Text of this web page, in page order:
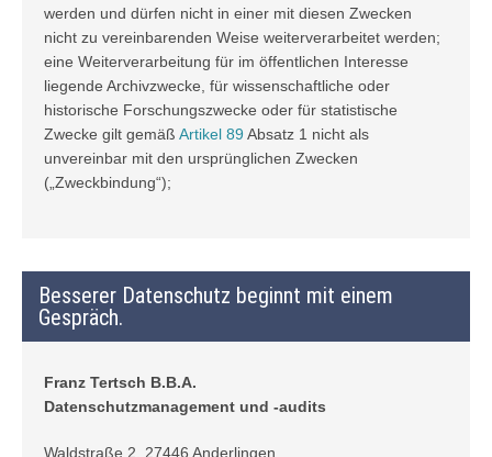
werden und dürfen nicht in einer mit diesen Zwecken
nicht zu vereinbarenden Weise weiterverarbeitet werden;
eine Weiterverarbeitung für im öffentlichen Interesse
liegende Archivzwecke, für wissenschaftliche oder
historische Forschungszwecke oder für statistische
Zwecke gilt gemäß Artikel 89 Absatz 1 nicht als
unvereinbar mit den ursprünglichen Zwecken
(„Zweckbindung“);
Besserer Datenschutz beginnt mit einem
Gespräch.
Franz Tertsch B.B.A.
Datenschutzmanagement und -audits
Waldstraße 2, 27446 Anderlingen